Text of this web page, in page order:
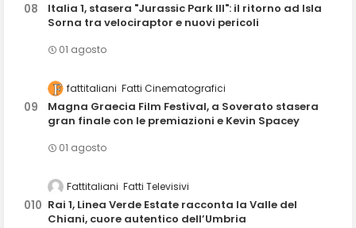
Italia 1, stasera "Jurassic Park III": il ritorno ad Isla
Sorna tra velociraptor e nuovi pericoli
01 agosto
fattitaliani Fatti Cinematografici
Magna Graecia Film Festival, a Soverato stasera
gran finale con le premiazioni e Kevin Spacey
01 agosto
Fattitaliani Fatti Televisivi
Rai 1, Linea Verde Estate racconta la Valle del
Chiani, cuore autentico dell’Umbria